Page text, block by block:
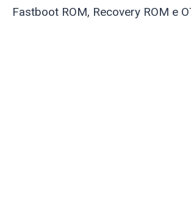
Fastboot ROM, Recovery ROM e